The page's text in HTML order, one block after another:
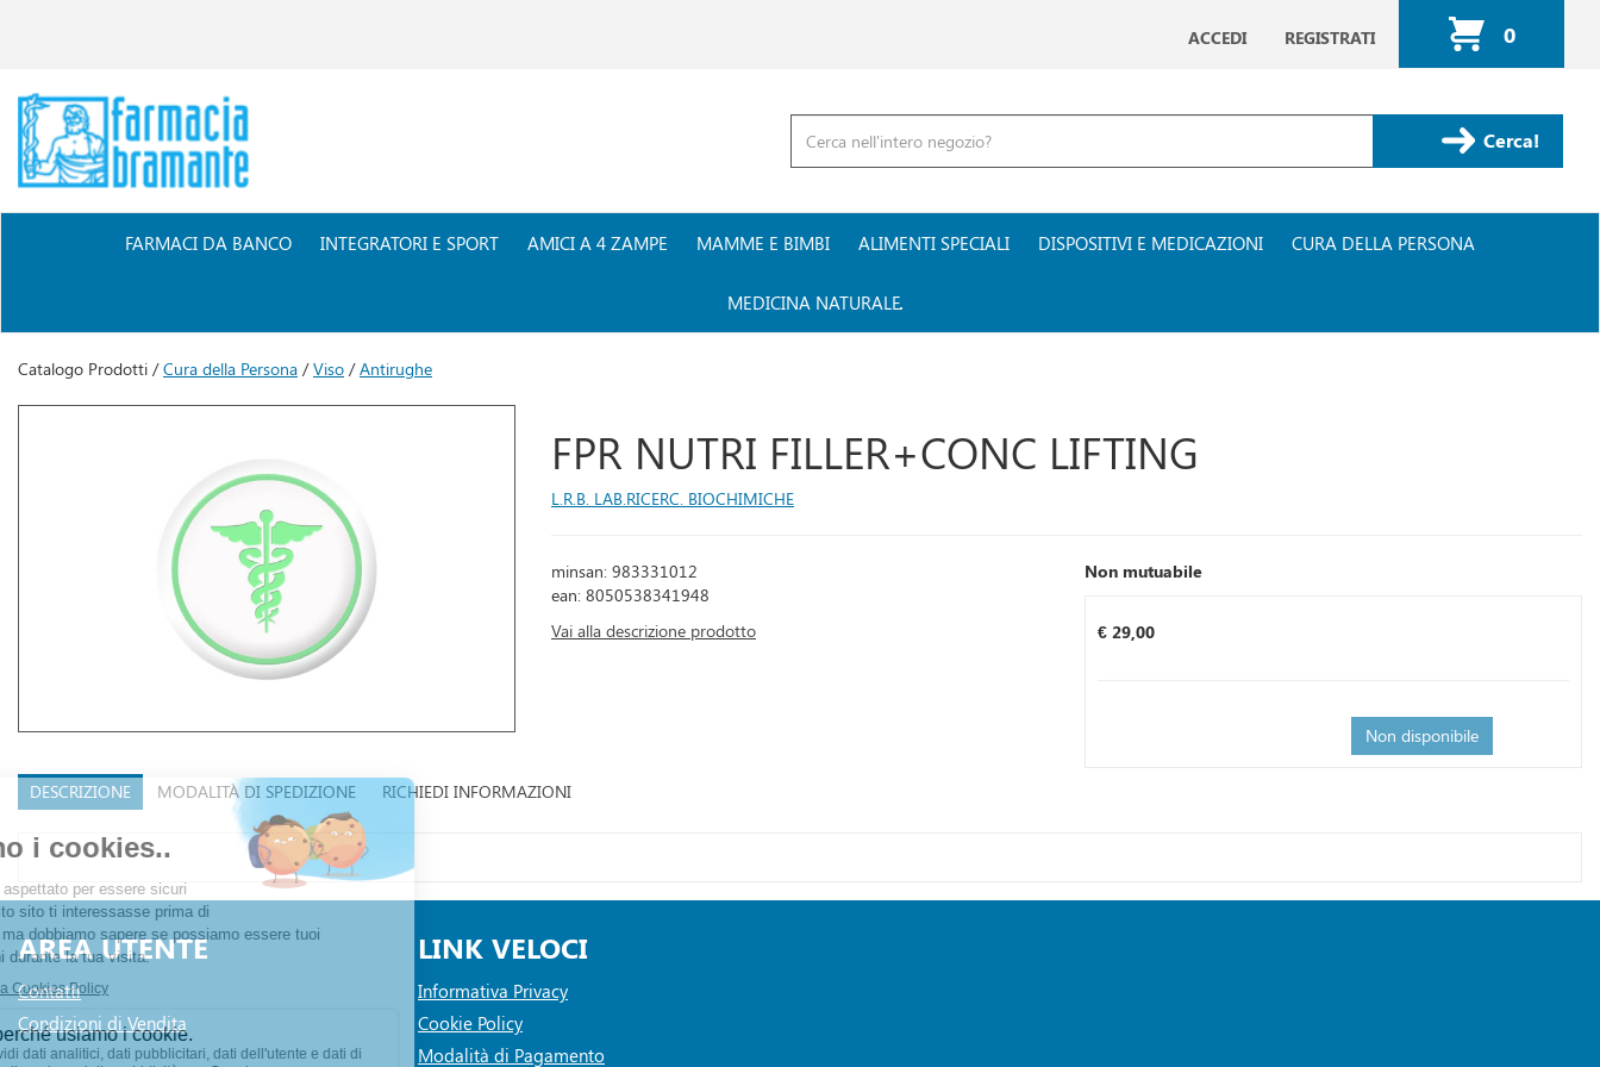
ACCEDI REGISTRATI 0
ARTICOLI
INSERITI
Farmacia
Bramante
Prodotto
Cerca Prodotto
FARMACI DA BANCO INTEGRATORI E SPORT AMICI A 4 ZAMPE MAMME E BIMBI ALIMENTI SPECIALI DISPOSITIVI E MEDICAZIONI CURA DELLA PERSONA
MEDICINA NATURALE
Catalogo Prodotti /Cura della Persona /Viso /Antirughe
FPR NUTRI FILLER+CONC LIFTING
L.R.B. LAB.RICERC. BIOCHIMICHE
minsan: 983331012
ean: 8050538341948
Vai alla descrizione prodotto
Non mutuabile
Prezzo
€ 29,00
Non disponibile
DESCRIZIONE MODALITÀ DI SPEDIZIONE RICHIEDI INFORMAZIONI
AREA UTENTE
Contatti
Condizioni di Vendita
LINK VELOCI
Informativa Privacy
Cookie Policy
Modalità di Pagamento